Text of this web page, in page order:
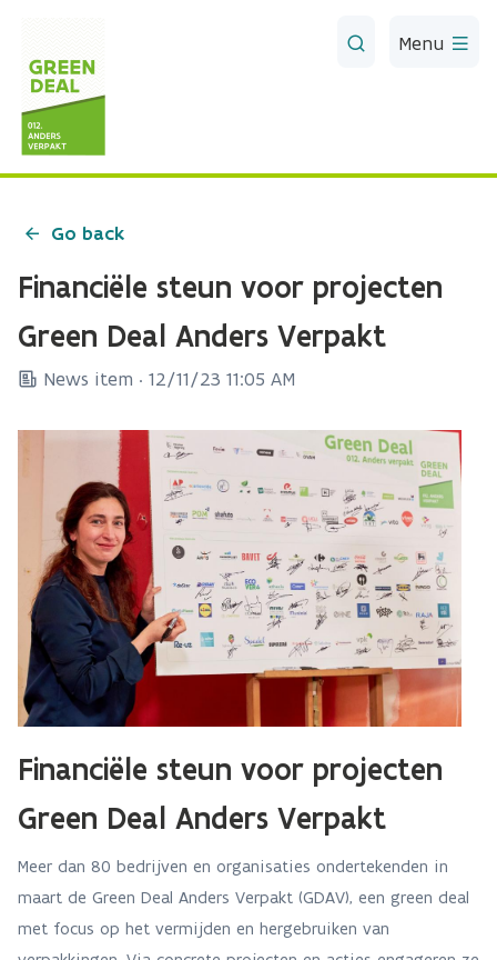
Menu
Go back
Financiële steun voor projecten
Green Deal Anders Verpakt
News item · 12/11/23 11:05 AM
Financiële steun voor projecten
Green Deal Anders Verpakt
Meer dan 80 bedrijven en organisaties ondertekenden in
maart de Green Deal Anders Verpakt (GDAV), een green deal
met focus op het vermijden en hergebruiken van